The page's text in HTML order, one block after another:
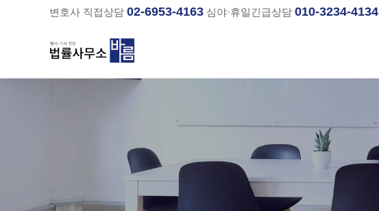
변호사 직접상담 02-6953-4163 심야·휴일긴급상담 010-3234-4134
하위분류